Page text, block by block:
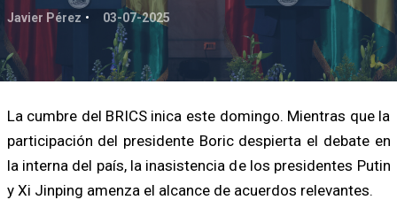
Javier Pérez 03-07-2025
La cumbre del BRICS inica este domingo. Mientras que la
participación del presidente Boric despierta el debate en
la interna del país, la inasistencia de los presidentes Putin
y Xi Jinping amenza el alcance de acuerdos relevantes.